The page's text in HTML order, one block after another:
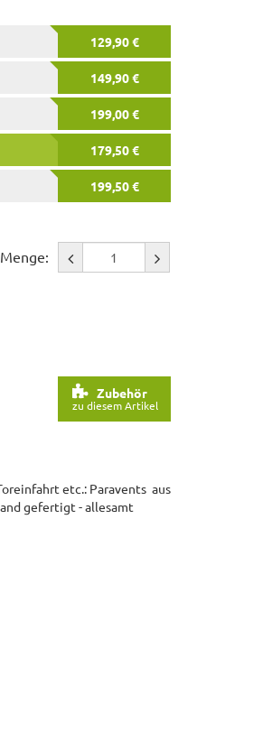
129,90 €
149,90 €
199,00 €
179,50 €
199,50 €
Menge:
Zubehör
zu diesem Artikel
etc.: Paravents aus
gefertigt - allesamt